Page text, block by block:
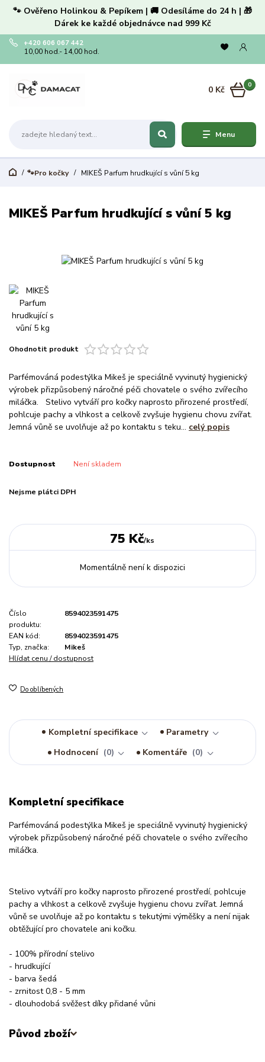
🐾 Ověřeno Holinkou & Pepíkem | 🚚 Odesíláme do 24 h | 🎁
Dárek ke každé objednávce nad 999 Kč
Menu
+420 606 067 442
10,00 hod.- 14,00 hod.
0
0 Kč
🐾Pro kočky MIKEŠ Parfum hrudkující s vůní 5 kg
MIKEŠ Parfum hrudkující s vůní 5 kg
Ohodnotit produkt
Parfémováná podestýlka Mikeš je speciálně vyvinutý hygienický
výrobek přizpůsobený náročné péči chovatele o svého zvířecího
miláčka. Stelivo vytváří pro kočky naprosto přirozené prostředí,
pohlcuje pachy a vlhkost a celkově zvyšuje hygienu chovu zvířat.
Jemná vůně se uvolňuje až po kontaktu s teku... celý popis
Dostupnost Není skladem
Nejsme plátci DPH
75 Kč/ks
Momentálně není k dispozici
Číslo
produktu:
8594023591475
EAN kód:
8594023591475
Typ, značka:
Mikeš
Hlídat cenu / dostupnost
Do oblíbených
Kompletní specifikace
Parametry
Hodnocení
0 Komentáře 0
Kompletní specifikace
Parfémováná podestýlka Mikeš je speciálně vyvinutý hygienický
výrobek přizpůsobený náročné péči chovatele o svého zvířecího
miláčka.
Stelivo vytváří pro kočky naprosto přirozené prostředí, pohlcuje
pachy a vlhkost a celkově zvyšuje hygienu chovu zvířat. Jemná
vůně se uvolňuje až po kontaktu s tekutými výměšky a není nijak
obtěžující pro chovatele ani kočku.
- 100% přírodní stelivo
- hrudkující
- barva šedá
- zrnitost 0,8 - 5 mm
- dlouhodobá svěžest díky přidané vůni
Původ zboží